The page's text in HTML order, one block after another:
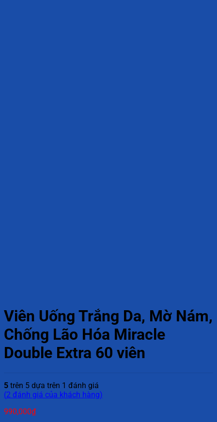
Viên Uống Trắng Da, Mờ Nám,
Chống Lão Hóa Miracle
Double Extra 60 viên
5 trên 5 dựa trên 1 đánh giá
(2 đánh giá của khách hàng)
990,000₫